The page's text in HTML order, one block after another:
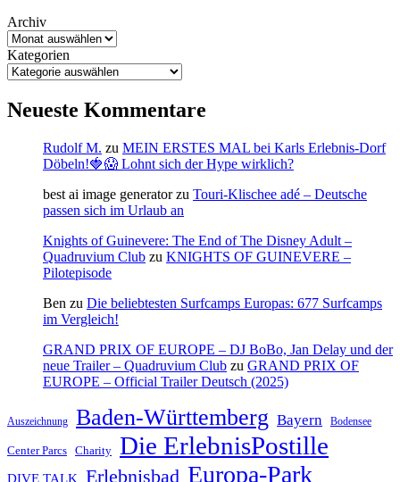
Archiv
Kategorien
Neueste Kommentare
Rudolf M. zu MEIN ERSTES MAL bei Karls Erlebnis-Dorf
Döbeln!🍓😱 Lohnt sich der Hype wirklich?
best ai image generatorzu Touri-Klischee adé – Deutsche
passen sich im Urlaub an
Knights of Guinevere: The End of The Disney Adult –
Quadruvium Club zu KNIGHTS OF GUINEVERE –
Pilotepisode
Ben zu Die beliebtesten Surfcamps Europas: 677 Surfcamps
im Vergleich!
GRAND PRIX OF EUROPE – DJ BoBo, Jan Delay und der
neue Trailer – Quadruvium Club zu GRAND PRIX OF
EUROPE – Official Trailer Deutsch (2025)
Auszeichnung Baden-Württemberg Bayern Bodensee
Center Parcs Charity Die ErlebnisPostille
DIVE TALK Erlebnisbad Europa-Park